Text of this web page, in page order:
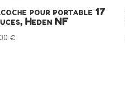
pour portable 17
Heden NF
€